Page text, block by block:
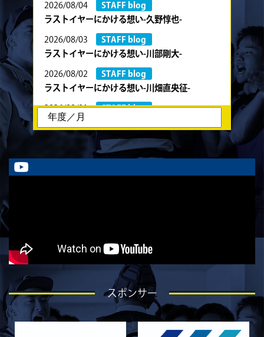
2026/08/04
STAFF blog
ラストイヤーにかける想い-久野惇也-
2026/08/03
STAFF blog
ラストイヤーにかける想い-川部剛大-
2026/08/02
STAFF blog
ラストイヤーにかける想い-川畑直央征-
2026/08/01
STAFF blog
ラストイヤーにかける想い-香山創祐-
STAFF blog
ラストイヤーにかける想い-金本亮斗-
2026/07/30
STAFF blog
2026/07/27
STAFF blog
2026/07/25
STAFF blog
ラストイヤーにかける想い-芦塚悠大-
2026/07/25
STAFF blog
ラストイヤーにかける想い-青田宗久-
スポンサー